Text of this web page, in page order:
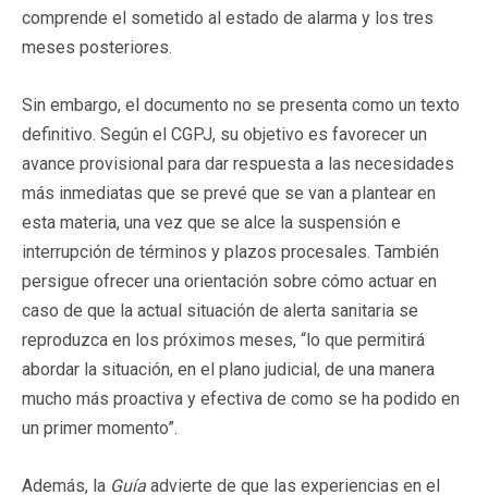
comprende el sometido al estado de alarma y los tres
meses posteriores.
Sin embargo, el documento no se presenta como un texto
definitivo. Según el CGPJ, su objetivo es favorecer un
avance provisional para dar respuesta a las necesidades
más inmediatas que se prevé que se van a plantear en
esta materia, una vez que se alce la suspensión e
interrupción de términos y plazos procesales. También
persigue ofrecer una orientación sobre cómo actuar en
caso de que la actual situación de alerta sanitaria se
reproduzca en los próximos meses, “lo que permitirá
abordar la situación, en el plano judicial, de una manera
mucho más proactiva y efectiva de como se ha podido en
un primer momento”.
Además, la Guía advierte de que las experiencias en el